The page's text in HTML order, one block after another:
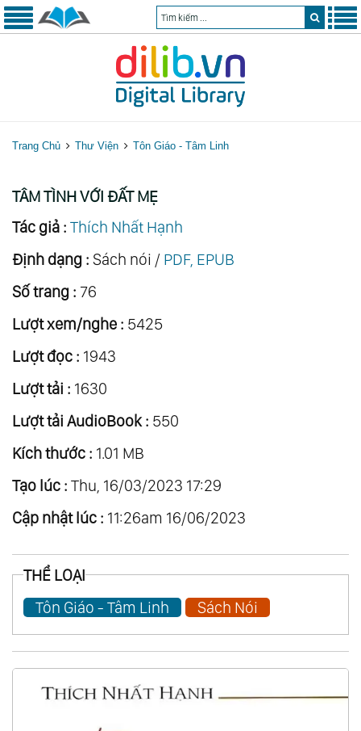
Trang Chủ Thư Viện Tôn Giáo - Tâm Linh
TÂM TÌNH VỚI ĐẤT MẸ
Tác giả : Thích Nhất Hạnh
Định dạng : Sách nói / PDF, EPUB
Số trang : 76
Lượt xem/nghe : 5425
Lượt đọc : 1943
Lượt tải : 1630
Lượt tải AudioBook : 550
Kích thước : 1.01 MB
Tạo lúc : Thu, 16/03/2023 17:29
Cập nhật lúc : 11:26am 16/06/2023
THỂ LOẠI
Tôn Giáo - Tâm Linh
Sách Nói